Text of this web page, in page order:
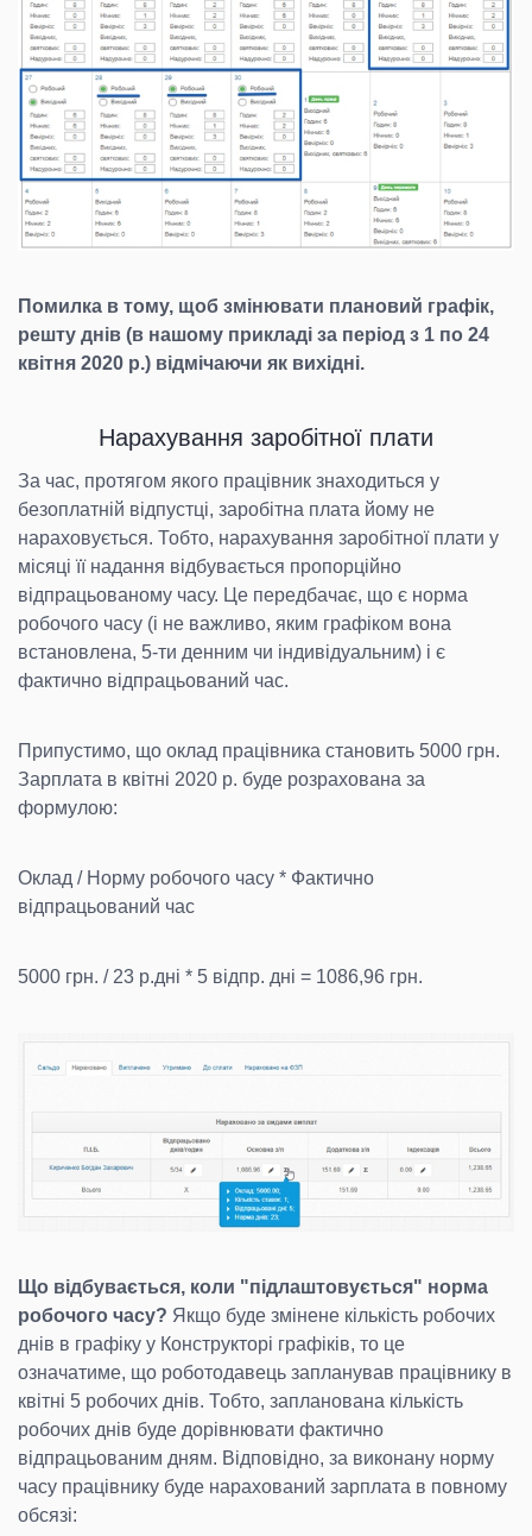
Помилка в тому, щоб змінювати плановий графік,
решту днів (в нашому прикладі за період з 1 по 24
квітня 2020 р.) відмічаючи як вихідні.
Нарахування заробітної плати
За час, протягом якого працівник знаходиться у
безоплатній відпустці, заробітна плата йому не
нараховується. Тобто, нарахування заробітної плати у
місяці її надання відбувається пропорційно
відпрацьованому часу. Це передбачає, що є норма
робочого часу (і не важливо, яким графіком вона
встановлена, 5-ти денним чи індивідуальним) і є
фактично відпрацьований час.
Припустимо, що оклад працівника становить 5000 грн.
Зарплата в квітні 2020 р. буде розрахована за
формулою:
Оклад / Норму робочого часу * Фактично
відпрацьований час
5000 грн. / 23 р.дні * 5 відпр. дні = 1086,96 грн.
Що відбувається, коли "підлаштовується" норма
робочого часу? Якщо буде змінене кількість робочих
днів в графіку у Конструкторі графіків, то це
означатиме, що роботодавець запланував працівнику в
квітні 5 робочих днів. Тобто, запланована кількість
робочих днів буде дорівнювати фактично
відпрацьованим дням. Відповідно, за виконану норму
часу працівнику буде нарахований зарплата в повному
обсязі: